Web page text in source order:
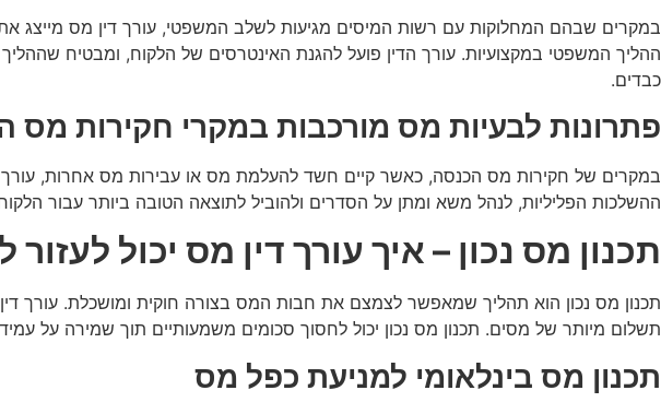
במקרים שבהם המחלוקות עם רשות המיסים מגיעות לשלב המשפטי, עורך דין מס מייצג את
ההליך המשפטי במקצועיות. עורך הדין פועל להגנת האינטרסים של הלקוח, ומבטיח
כבדים.
פתרונות לבעיות מס מורכבות במקרי חקירות מס
במקרים של חקירות מס הכנסה, כאשר קיים חשד להעלמת מס או עבירות מס אחרות, עורך
ההשלכות הפליליות, לנהל משא ומתן על הסדרים ולהוביל לתוצאה הטובה ביותר עבור
תכנון מס נכון – איך עורך דין מס יכול
תכנון מס נכון הוא תהליך שמאפשר לצמצם את חבות המס בצורה חוקית ומושכלת. עורך
תשלום מיותר של מסים. תכנון מס נכון יכול לחסוך סכומים משמעותיים תוך שמירה על
תכנון מס בינלאומי למניעת כפל מס